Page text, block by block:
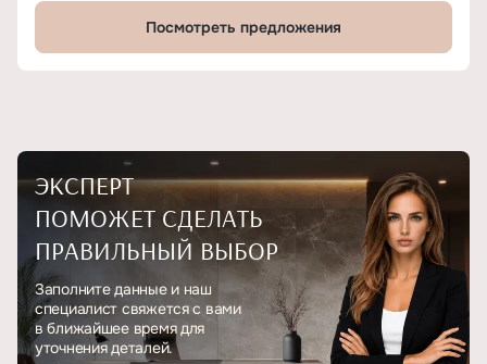
Посмотреть предложения
ЭКСПЕРТ
ПОМОЖЕТ СДЕЛАТЬ
ПРАВИЛЬНЫЙ ВЫБОР
Заполните данные и наш
специалист свяжется с вами
в ближайшее время для
уточнения деталей.